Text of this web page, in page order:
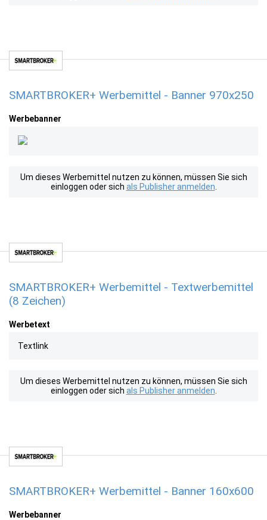
SMARTBROKER+ Werbemittel - Banner 970x250
Werbebanner
Um dieses Werbemittel nutzen zu können, müssen Sie sich
einloggen oder sich als Publisher anmelden
SMARTBROKER+ Werbemittel - Textwerbemittel
(8 Zeichen)
Werbetext
Textlink
Um dieses Werbemittel nutzen zu können, müssen Sie sich
einloggen oder sich als Publisher anmelden
SMARTBROKER+ Werbemittel - Banner 160x600
Werbebanner